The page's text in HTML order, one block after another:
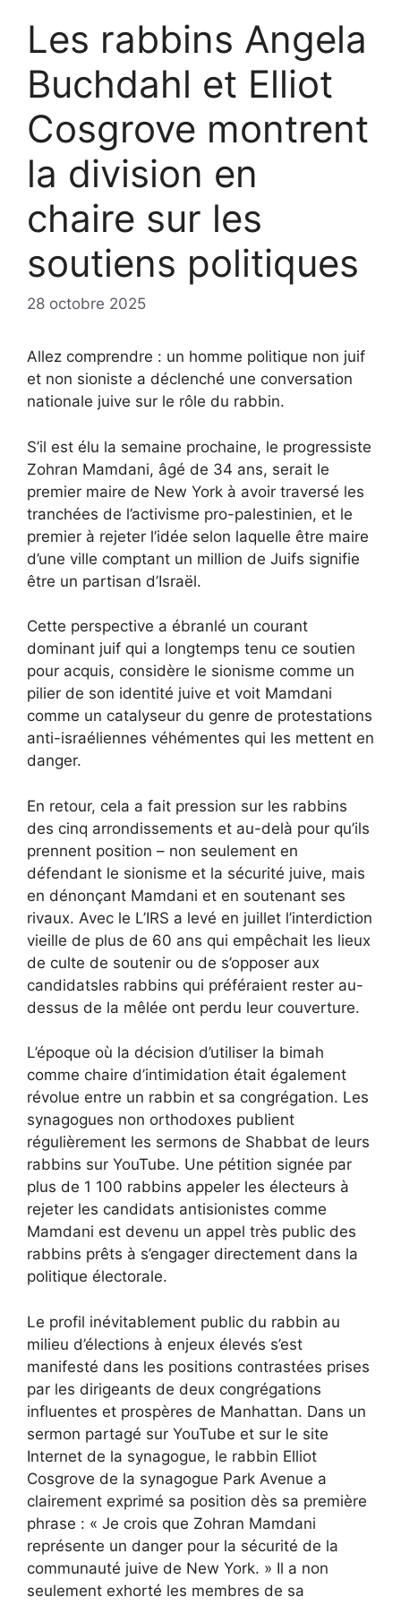
Les rabbins Angela
Buchdahl et Elliot
Cosgrove montrent
la division en
chaire sur les
soutiens politiques
28 octobre 2025
Allez comprendre : un homme politique non juif
et non sioniste a déclenché une conversation
nationale juive sur le rôle du rabbin.
S’il est élu la semaine prochaine, le progressiste
Zohran Mamdani, âgé de 34 ans, serait le
premier maire de New York à avoir traversé les
tranchées de l’activisme pro-palestinien, et le
premier à rejeter l’idée selon laquelle être maire
d’une ville comptant un million de Juifs signifie
être un partisan d’Israël.
Cette perspective a ébranlé un courant
dominant juif qui a longtemps tenu ce soutien
pour acquis, considère le sionisme comme un
pilier de son identité juive et voit Mamdani
comme un catalyseur du genre de protestations
anti-israéliennes véhémentes qui les mettent en
danger.
En retour, cela a fait pression sur les rabbins
des cinq arrondissements et au-delà pour qu’ils
prennent position – non seulement en
défendant le sionisme et la sécurité juive, mais
en dénonçant Mamdani et en soutenant ses
rivaux. Avec le L’IRS a levé en juillet l’interdiction
vieille de plus de 60 ans qui empêchait les lieux
de culte de soutenir ou de s’opposer aux
candidatsles rabbins qui préféraient rester au-
dessus de la mêlée ont perdu leur couverture.
L’époque où la décision d’utiliser la bimah
comme chaire d’intimidation était également
révolue entre un rabbin et sa congrégation. Les
synagogues non orthodoxes publient
régulièrement les sermons de Shabbat de leurs
rabbins sur YouTube. Une pétition signée par
plus de 1 100 rabbins appeler les électeurs à
rejeter les candidats antisionistes comme
Mamdani est devenu un appel très public des
rabbins prêts à s’engager directement dans la
politique électorale.
Le profil inévitablement public du rabbin au
milieu d’élections à enjeux élevés s’est
manifesté dans les positions contrastées prises
par les dirigeants de deux congrégations
influentes et prospères de Manhattan. Dans un
sermon partagé sur YouTube et sur le site
Internet de la synagogue, le rabbin Elliot
Cosgrove de la synagogue Park Avenue a
clairement exprimé sa position dès sa première
phrase : « Je crois que Zohran Mamdani
représente un danger pour la sécurité de la
communauté juive de New York. » Il a non
seulement exhorté les membres de sa